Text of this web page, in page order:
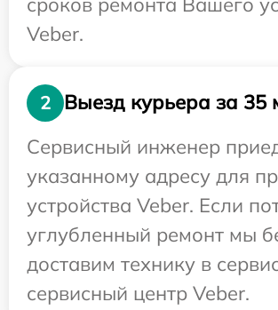
Veber.
2
Выезд курьера за 35
Сервисный инженер
указанному адресу для
устройства Veber. Если
углубленный ремонт мы
доставим технику в
сервисный центр Veber.